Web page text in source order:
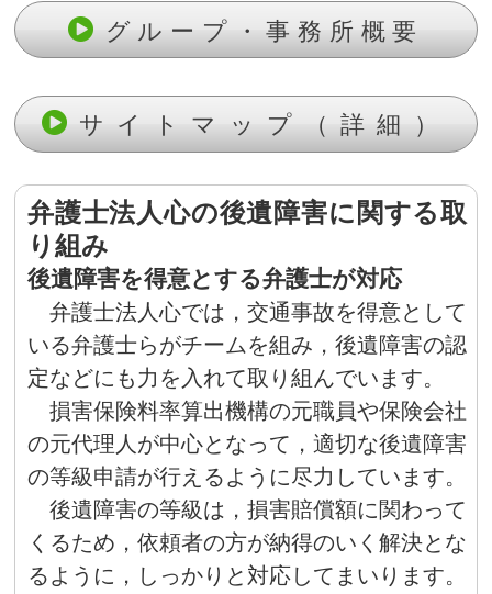
グループ・事務所概要
サイトマップ（詳細）
弁護士法人心の後遺障害に関する取
り組み
後遺障害を得意とする弁護士が対応
弁護士法人心では，交通事故を得意として
いる弁護士らがチームを組み，後遺障害の認
定などにも力を入れて取り組んでいます。
損害保険料率算出機構の元職員や保険会社
の元代理人が中心となって，適切な後遺障害
の等級申請が行えるように尽力しています。
後遺障害の等級は，損害賠償額に関わって
くるため，依頼者の方が納得のいく解決とな
るように，しっかりと対応してまいります。